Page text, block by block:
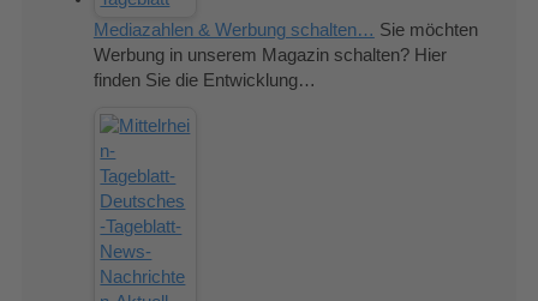
Mediazahlen & Werbung schalten… Sie möchten
Werbung in unserem Magazin schalten? Hier
finden Sie die Entwicklung…